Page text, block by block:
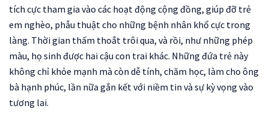
tích cực tham gia vào các hoạt động cộng đồng, giúp đỡ trẻ
em nghèo, phẫu thuật cho những bệnh nhân khổ cực trong
làng. Thời gian thấm thoắt trôi qua, và rồi, như những phép
màu, họ sinh được hai cậu con trai khác. Những đứa trẻ này
không chỉ khỏe mạnh mà còn dễ tính, chăm học, làm cho ông
bà hạnh phúc, lần nữa gắn kết với niềm tin và sự kỳ vọng vào
tương lai.